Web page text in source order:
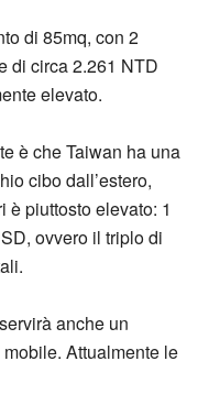
di 85mq, con 2
di circa 2.261 NTD
elevato.
è che Taiwan ha una
cibo dall’estero,
è piuttosto elevato: 1
ovvero il triplo di
anche un
Attualmente le